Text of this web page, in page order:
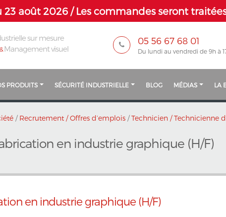
23 août 2026 / Les commandes seront
sur mesure
& Management visuel
05 56 67 68 01
Du lundi au vendredi de 9h à
PRODUITS SÉCURITÉ INDUSTRIELLE BLOG MÉDIAS LA
/ Recrutement / Offres d’emplois /Technicien / Technicienne
en industrie graphique (H/F)
en industrie graphique (H/F)